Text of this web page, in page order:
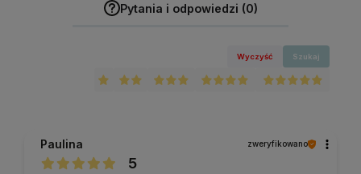
Pytania i odpowiedzi (0)
Wyczyść Szukaj
Paulina zweryfikowano
5